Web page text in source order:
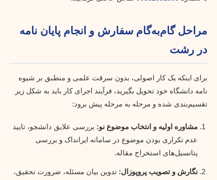
مراحل گام‌به‌گام سفارش و انجام پایان نامه
در رشت
برای اینکه یک کار اصولی، بدون سرقت علمی و منطبق بر شیوه
نامه دانشگاه خود تحویل بگیرید، فرآیند اجرای کار باید به شکل زیر
تقسیم‌بندی شده و مرحله به مرحله پیش برود:
مشاوره اولیه و انتخاب موضوع نو: بررسی علایق دانشجو، تایید
عدم تکراری بودن موضوع در سامانه ایرانداک و بررسی
پتانسیل‌های استخراج مقاله.
نگارش و تصویب پروپوزال: تدوین بیان مسئله، ضرورت تحقیق،